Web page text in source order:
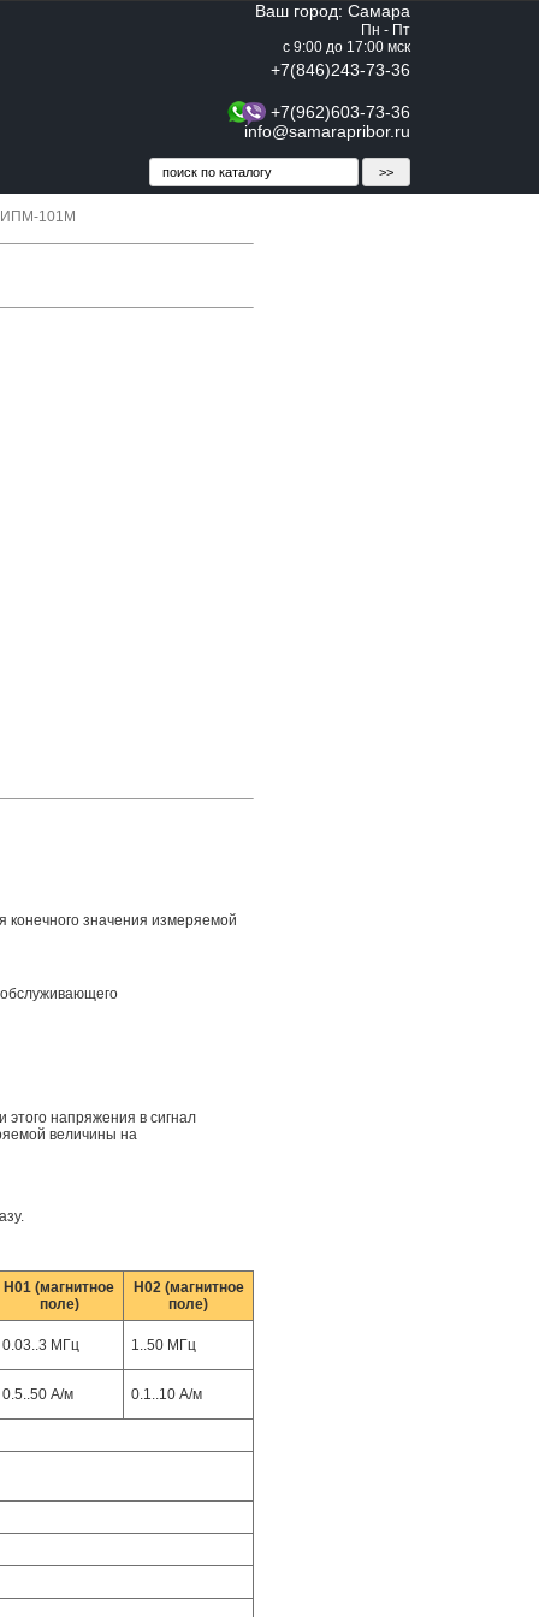
Ваш город: Самара
Пн - Пт
с 9:00 до 17:00 мск
+7(846)243-73-36
+7(962)603-73-36
info@samarapribor.ru
101М
значения измеряемой
напряжения в сигнал
величины на
H01 (магнитное
поле)
H02 (магнитное
поле)
0.03..3 МГц 1..50 МГц
0.5..50 А/м 0.1..10 А/м